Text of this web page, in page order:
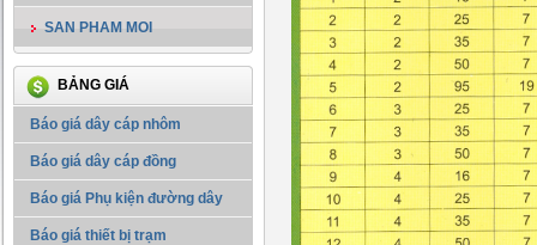
SAN PHAM MOI
BẢNG GIÁ
Báo giá dây cáp nhôm
Báo giá dây cáp đồng
Báo giá Phụ kiện đường dây
Báo giá thiết bị trạm